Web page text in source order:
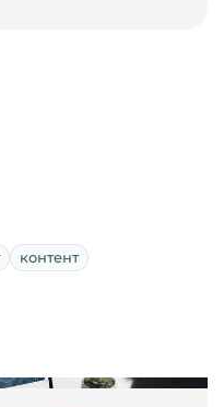
контент